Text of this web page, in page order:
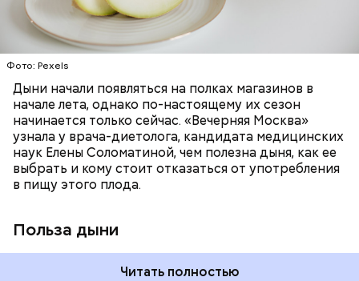
Фото: Pexels
Дыни начали появляться на полках магазинов в
начале лета, однако по-настоящему их сезон
начинается только сейчас. «Вечерняя Москва»
узнала у врача-диетолога, кандидата медицинских
наук Елены Соломатиной, чем полезна дыня, как ее
выбрать и кому стоит отказаться от употребления
в пищу этого плода.
Польза дыни
лютеин и зеаксантин — эти каротиноиды
отлично поддерживают наше зрение;
калий — оказывает мочегонное действие,
поддерживает сердечно-сосудистую
систему и предотвращает скачки давления;
магний — помогает калию и не дает сосудам
спазмироваться.
Читать полностью